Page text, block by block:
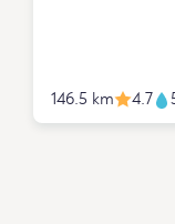
146.5 km 4.7